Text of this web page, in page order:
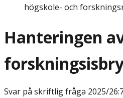
högskole- och
Hanteringen
Svar på skriftlig fråga 2025/